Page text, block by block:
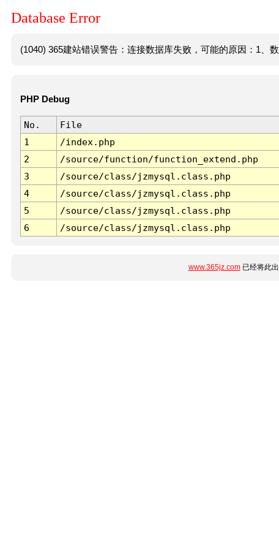
Database Error
(1040) 365建站错误警告：连接数据库失败，可能的原因：1、
PHP Debug
No. File
1
/index.php
2
/source/function/function_extend.php
3
/source/class/jzmysql.class.php
4
/source/class/jzmysql.class.php
5
/source/class/jzmysql.class.php
6
/source/class/jzmysql.class.php
www.365jz.com已经将此